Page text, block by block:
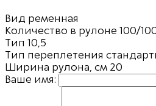
Вид ременная
Количество в рулоне 100/
Тип 10,5
Тип переплетения
Ширина рулона, см 20
Ваше имя: